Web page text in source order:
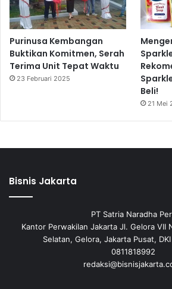
Purinusa Kembangan
Buktikan Komitmen, Serah
Terima Unit Tepat Waktu
23 Februari 2025
Beli!
21 Mei
Bisnis Jakarta
PT Satria Naradha
Kantor Perwakilan Jakarta Jl. Gelora VII
Selatan, Gelora, Jakarta Pusat,
0811818992